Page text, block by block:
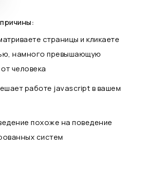
страницы и кликаете
намного превышающую
человека
работе javascript в вашем
похоже на поведение
систем